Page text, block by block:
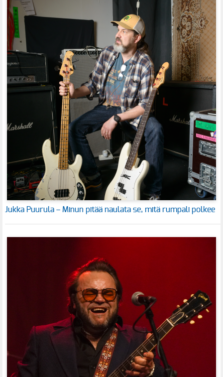
Jukka Puurula – Minun pitää naulata se, mitä rumpali polkee